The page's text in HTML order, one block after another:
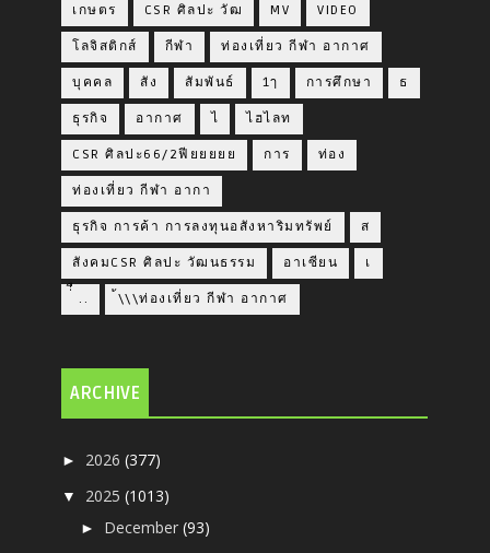
เกษตร CSR ศิลปะ วัฒ MV VIDEO
โลจิสติกส์ กีฬา ท่องเที่ยว กีฬา อากาศ
บุคคล สัง สัมพันธ์ 1ๅ การศึกษา ธ
ธุรกิจ อากาศ ไ ไฮไลท
CSR ศิลปะ66/2ฟียยยยย การ ท่อง
ท่องเที่ยว กีฬา อากา
ธุรกิจ การค้า การลงทุนอสังหาริมทรัพย์ ส
สังคมCSR ศิลปะ วัฒนธรรม อาเซียน เ
่่ื​ .. ้\\\ท่องเที่ยว กีฬา อากาศ
ARCHIVE
► 2026(377)
▼ 2025(1013)
► December(93)